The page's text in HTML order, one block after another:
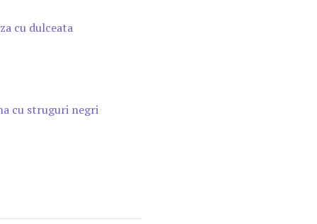
cu dulceata
cu struguri negri